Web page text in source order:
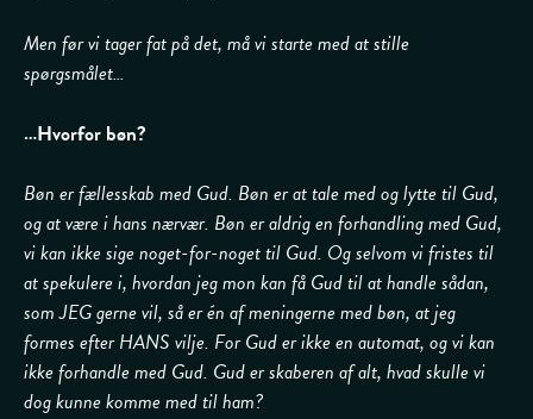
Men før vi tager fat på det, må vi starte med at stille
spørgsmålet…
…Hvorfor bøn?
Bøn er fællesskab med Gud. Bøn er at tale med og lytte til Gud,
og at være i hans nærvær. Bøn er aldrig en forhandling med Gud,
vi kan ikke sige noget-for-noget til Gud. Og selvom vi fristes til
at spekulere i, hvordan jeg mon kan få Gud til at handle sådan,
som JEG gerne vil, så er én af meningerne med bøn, at jeg
formes efter HANS vilje. For Gud er ikke en automat, og vi kan
ikke forhandle med Gud. Gud er skaberen af alt, hvad skulle vi
dog kunne komme med til ham?